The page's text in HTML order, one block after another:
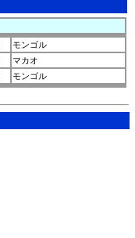
モンゴル
マカオ
モンゴル